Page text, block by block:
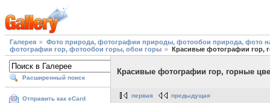
Галерея
Фото природа, фотографии природы, фотообои природа, фото
фотографии гор, фотообои горы, обои горы
Красивые фотографии гор,
Расширенный поиск
Отправить как eCard
Красивые фотографии гор, горные
первая предыдущая